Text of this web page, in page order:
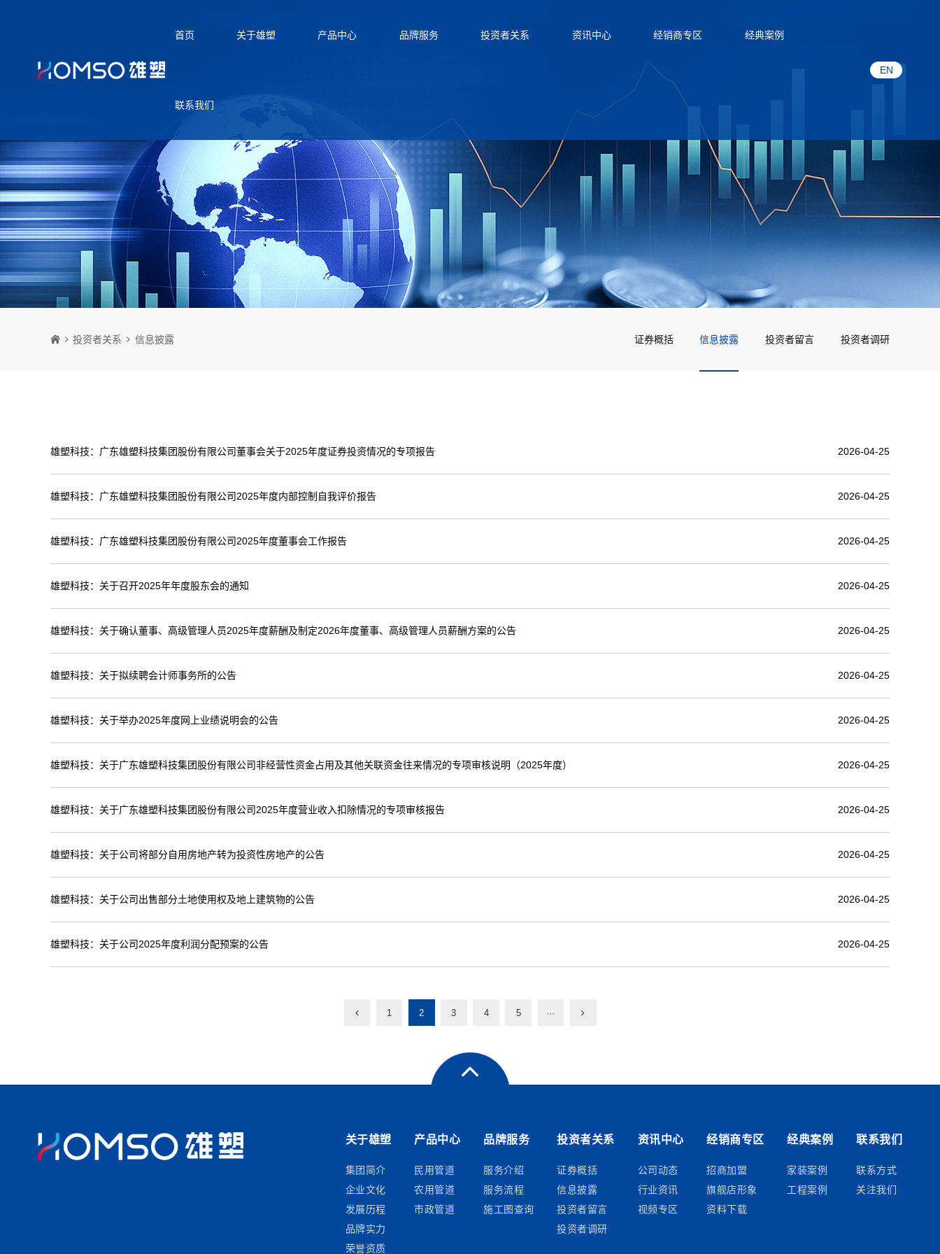
首页 关于雄塑 产品中心 品牌服务 投资者关系 资讯中心 经销商专区 经典案例
联系我们
EN
投资者关系 信息披露 证券概括 信息披露 投资者留言 投资者调研
雄塑科技：广东雄塑科技集团股份有限公司董事会关于2025年度证券投资情况的专项报告 2026-04-25
雄塑科技：广东雄塑科技集团股份有限公司2025年度内部控制自我评价报告 2026-04-25
雄塑科技：广东雄塑科技集团股份有限公司2025年度董事会工作报告 2026-04-25
雄塑科技：关于召开2025年年度股东会的通知 2026-04-25
雄塑科技：关于确认董事、高级管理人员2025年度薪酬及制定2026年度董事、高级管理人员薪酬方案的公告 2026-04-25
雄塑科技：关于拟续聘会计师事务所的公告 2026-04-25
雄塑科技：关于举办2025年度网上业绩说明会的公告 2026-04-25
雄塑科技：关于广东雄塑科技集团股份有限公司非经营性资金占用及其他关联资金往来情况的专项审核说明（2025年度） 2026-04-25
雄塑科技：关于广东雄塑科技集团股份有限公司2025年度营业收入扣除情况的专项审核报告 2026-04-25
雄塑科技：关于公司将部分自用房地产转为投资性房地产的公告 2026-04-25
雄塑科技：关于公司出售部分土地使用权及地上建筑物的公告 2026-04-25
雄塑科技：关于公司2025年度利润分配预案的公告 2026-04-25
1 2 3 4 5 ···
关于雄塑
集团简介
企业文化
发展历程
品牌实力
荣誉资质
产品中心
民用管道
农用管道
市政管道
品牌服务
服务介绍
服务流程
施工图查询
投资者关系
证券概括
信息披露
投资者留言
投资者调研
资讯中心
公司动态
行业资讯
视频专区
经销商专区
招商加盟
旗舰店形象
资料下载
经典案例
家装案例
工程案例
联系我们
联系方式
关注我们